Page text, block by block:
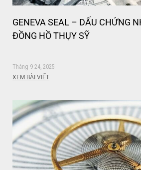
GENEVA SEAL – DẤU CHỨNG
ĐỒNG HỒ THỤY SỸ
Tháng 9 24, 2025
XEM BÀI VIẾT